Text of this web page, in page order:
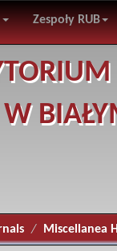
Zespoły RUB
W
Miscellanea